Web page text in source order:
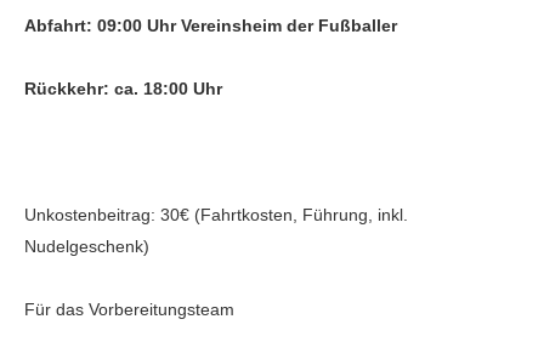
Abfahrt: 09:00 Uhr Vereinsheim der Fußballer
Rückkehr: ca. 18:00 Uhr
Unkostenbeitrag: 30€ (Fahrtkosten, Führung, inkl.
Nudelgeschenk)
Für das Vorbereitungsteam